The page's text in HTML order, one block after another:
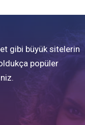
gibi büyük sitelerin
popüler